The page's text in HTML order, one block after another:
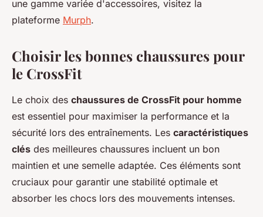
une gamme variée d'accessoires, visitez la
plateforme Murph.
Choisir les bonnes chaussures pour
le CrossFit
Le choix des chaussures de CrossFit pour homme
est essentiel pour maximiser la performance et la
sécurité lors des entraînements. Les caractéristiques
clés des meilleures chaussures incluent un bon
maintien et une semelle adaptée. Ces éléments sont
cruciaux pour garantir une stabilité optimale et
absorber les chocs lors des mouvements intenses.